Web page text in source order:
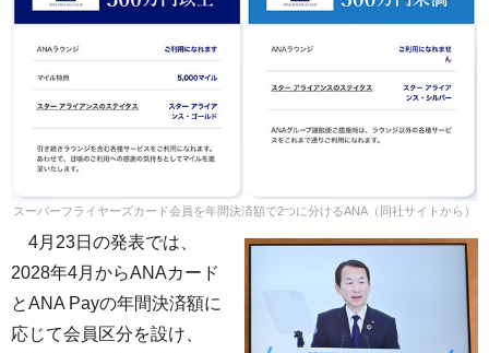
スーパーフライヤーズカード会員を年間決済額で2つに分けるANA（同社サイトから）
4月23日の発表では、
2028年4月からANAカード
とANA Payの年間決済額に
応じて会員区分を設け、